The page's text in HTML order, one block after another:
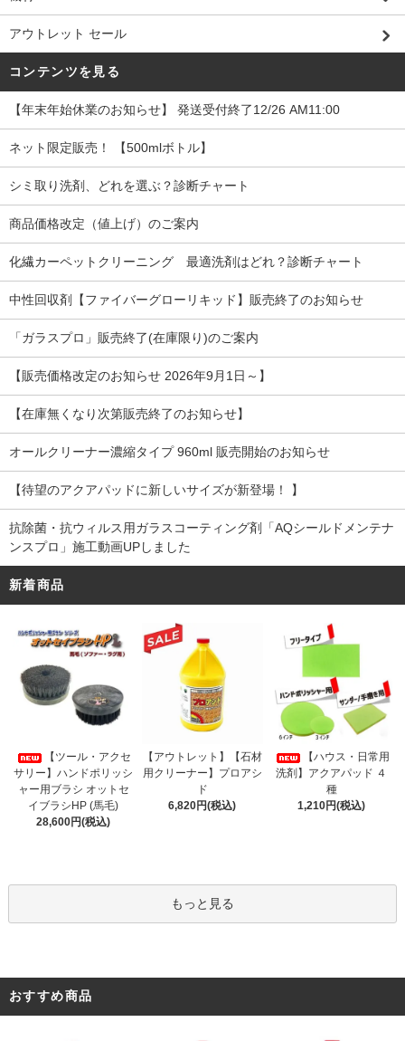
アウトレット セール
コンテンツを見る
【年末年始休業のお知らせ】 発送受付終了12/26 AM11:00
ネット限定販売！ 【500mlボトル】
シミ取り洗剤、どれを選ぶ？診断チャート
商品価格改定（値上げ）のご案内
化繊カーペットクリーニング 最適洗剤はどれ？診断チャート
中性回収剤【ファイバーグローリキッド】販売終了のお知らせ
「ガラスプロ」販売終了(在庫限り)のご案内
【販売価格改定のお知らせ 2026年9月1日～】
【在庫無くなり次第販売終了のお知らせ】
オールクリーナー濃縮タイプ 960ml 販売開始のお知らせ
【待望のアクアパッドに新しいサイズが新登場！ 】
抗除菌・抗ウィルス用ガラスコーティング剤「AQシールドメンテナ
ンスプロ」施工動画UPしました
新着商品
【ツール・アクセ
サリー】ハンドポリッシ
ャー用ブラシ オットセ
イブラシHP (馬毛)
28,600円(税込)
【アウトレット】【石材
用クリーナー】プロアシ
ド
6,820円(税込)
【ハウス・日常用
洗剤】アクアパッド ４
種
1,210円(税込)
もっと見る
おすすめ商品